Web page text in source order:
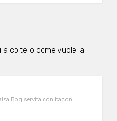
coltello come vuole la
Bbq servita con bacon